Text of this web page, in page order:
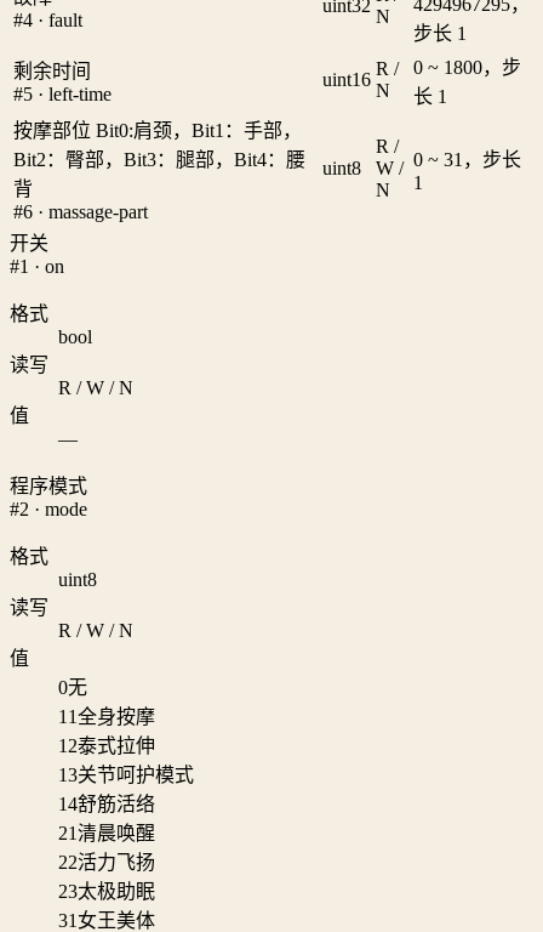
#4 · fault
uint32
N
步长 1
剩余时间
#5 · left-time
uint16
R /
N
0 ~ 1800，步
长 1
按摩部位 Bit0:肩颈，Bit1：手部，
Bit2：臀部，Bit3：腿部，Bit4：腰
背
#6 · massage-part
uint8
R /
W /
N
0 ~ 31，步长
1
开关
#1 · on
格式
bool
读写
R / W / N
值
—
程序模式
#2 · mode
格式
uint8
读写
R / W / N
值
0无
11全身按摩
12泰式拉伸
13关节呵护模式
14舒筋活络
21清晨唤醒
22活力飞扬
23太极助眠
31 女王美体